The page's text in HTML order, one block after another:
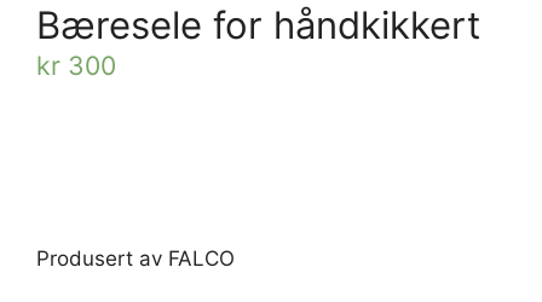
Bæresele for håndkikkert
kr 300
Produsert av FALCO